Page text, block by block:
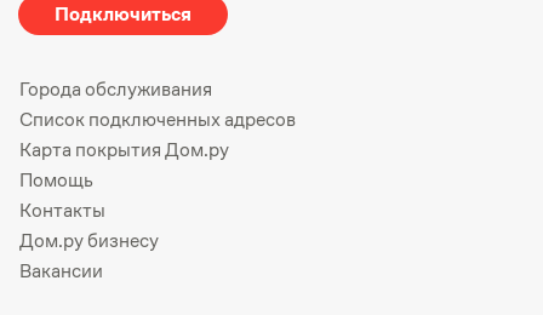
Подключиться
Города обслуживания
Список подключенных адресов
Карта покрытия Дом.ру
Помощь
Контакты
Дом.ру бизнесу
Вакансии